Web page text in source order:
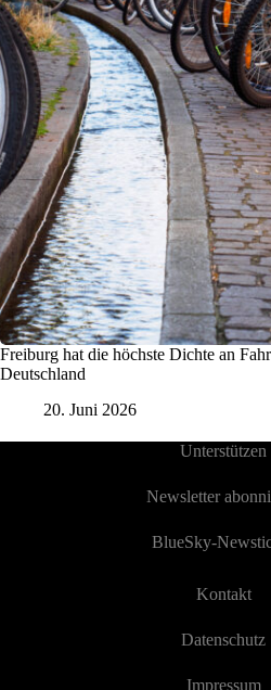
Freiburg hat die höchste Dichte an
Deutschland
20. Juni 2026
Unterstützen
Newsletter
BlueSky-
Kontakt
Datenschutz
Impressum